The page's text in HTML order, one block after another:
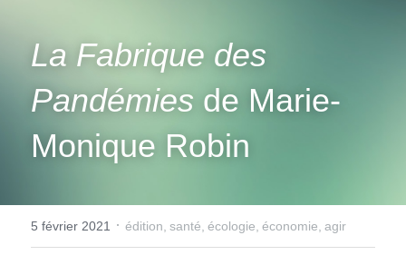
La Fabrique des
Pandémies de Marie-
Monique Robin
5 février 2021 · édition, santé, écologie, économie, agir